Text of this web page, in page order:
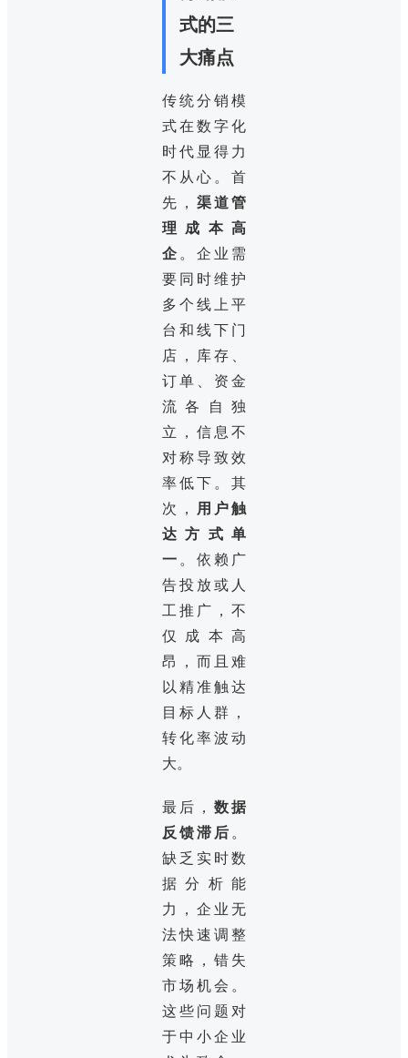
式的三
大痛点
传统分销模
式在数字化
时代显得力
不从心。首
先， 渠道管
理成本高
企 。企业需
要同时维护
多个线上平
台和线下门
店，库存、
订单、资金
流各自独
立，信息不
对称导致效
率低下。其
次，
用户触
达方式单
一 。依赖广
告投放或人
工推广，不
仅成本高
昂，而且难
以精准触达
目标人群，
转化率波动
大。
最后， 数据
反馈滞后 。
缺乏实时数
据分析能
力，企业无
法快速调整
策略，错失
市场机会。
这些问题对
于中小企业